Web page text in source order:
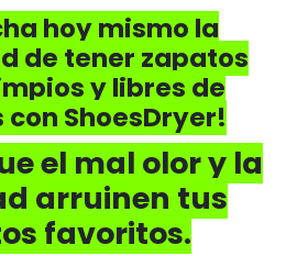
hoy mismo la
de tener zapatos
y libres de
ShoesDryer!
el mal olor y la
arruinen tus
favoritos.